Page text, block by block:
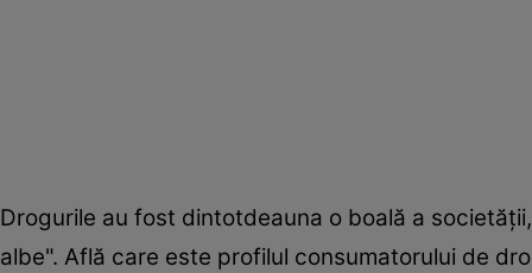
Drogurile au fost dintotdeauna o boală a
albe". Află care este profilul consumatorului de